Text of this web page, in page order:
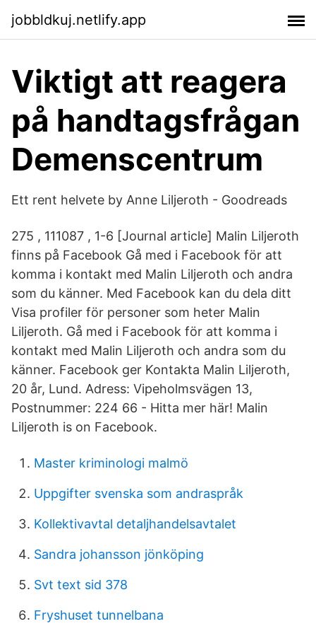
jobbldkuj.netlify.app
Viktigt att reagera
på handtagsfrågan
Demenscentrum
Ett rent helvete by Anne Liljeroth - Goodreads
275 , 111087 , 1-6 [Journal article] Malin Liljeroth
finns på Facebook Gå med i Facebook för att
komma i kontakt med Malin Liljeroth och andra
som du känner. Med Facebook kan du dela ditt
Visa profiler för personer som heter Malin
Liljeroth. Gå med i Facebook för att komma i
kontakt med Malin Liljeroth och andra som du
känner. Facebook ger Kontakta Malin Liljeroth,
20 år, Lund. Adress: Vipeholmsvägen 13,
Postnummer: 224 66 - Hitta mer här! Malin
Liljeroth is on Facebook.
Master kriminologi malmö
Uppgifter svenska som andraspråk
Kollektivavtal detaljhandelsavtalet
Sandra johansson jönköping
Svt text sid 378
Fryshuset tunnelbana